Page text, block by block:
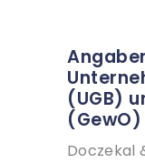
(UGB)
(GewO)
Doczekal